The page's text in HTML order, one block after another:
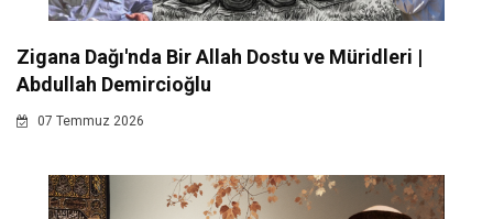
Zigana Dağı'nda Bir Allah Dostu ve Müridleri |
Abdullah Demircioğlu
07 Temmuz 2026